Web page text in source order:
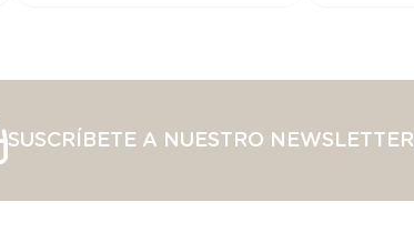
SUSCRÍBETE A NUESTRO NEWSLETTER